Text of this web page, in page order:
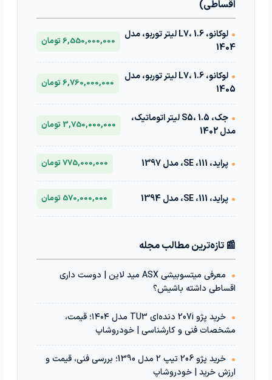
اقساطی)
•
لوکانو، L7، 1.6 لیتر توربو، مدل
1404
6,550,000,000 تومان
•
لوکانو، L7، 1.6 لیتر توربو، مدل
1405
6,760,000,000 تومان
•
جک، S5، 1.5 لیتر اتوماتیک،
مدل 1402
3,750,000,000 تومان
• پراید، 111، SE، مدل 1397 775,000,000 تومان
• پراید، 111، SE، مدل 1394 570,000,000 تومان
📰 تازه‌ترین مطالب مجله
•
معرفی میتسوبیشی ASX مید لاین | دوست داری
اقساطی داشته باشیش؟
•
خرید پژو 207i دنده‌ای TU3 مدل ۱۴۰۴؛ قیمت،
مشخصات فنی و کارشناسی | خودروشاپ
•
خرید پژو 206 تیپ 2 مدل 1390؛ بررسی فنی، قیمت و
ارزش خرید | خودروشاپ